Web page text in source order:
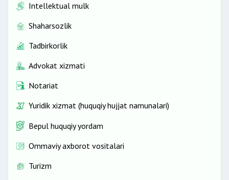
Intellektual mulk
Shaharsozlik
Tadbirkorlik
Advokat xizmati
Notariat
Yuridik xizmat (huquqiy hujjat namunalari)
Bepul huquqiy yordam
Ommaviy axborot vositalari
Turizm